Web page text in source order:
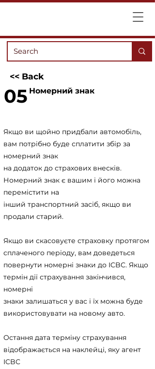
<< Back
05 Номерний знак
Якщо ви щойно придбали автомобіль,
вам потрібно буде сплатити збір за
номерний знак
на додаток до страхових внесків.
Номерний знак є вашим і його можна
перемістити на
інший транспортний засіб, якщо ви
продали старий.
Якщо ви скасовуєте страховку протягом
сплаченого періоду, вам доведеться
повернути номерні знаки до ICBC. Якщо
термін дії страхування закінчився,
номерні
знаки залишаться у вас і їх можна буде
використовувати на новому авто.
Остання дата терміну страхування
відображається на наклейці, яку агент
ICBC